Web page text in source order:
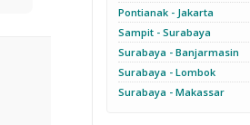
Pontianak - Jakarta
Sampit - Surabaya
Surabaya - Banjarmasin
Surabaya - Lombok
Surabaya - Makassar